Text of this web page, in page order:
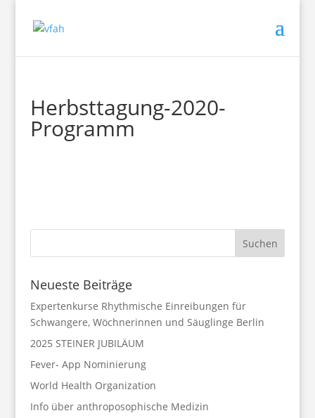
Herbsttagung-2020-
Programm
Neueste Beiträge
Expertenkurse Rhythmische Einreibungen für
Schwangere, Wöchnerinnen und Säuglinge Berlin
2025 STEINER JUBILÄUM
Fever- App Nominierung
World Health Organization
Info über anthroposophische Medizin